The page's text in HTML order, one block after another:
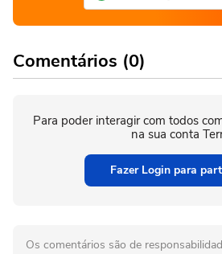
Comentários (0)
Para poder interagir com todos
na sua conta
Fazer Login para
Os comentários são de